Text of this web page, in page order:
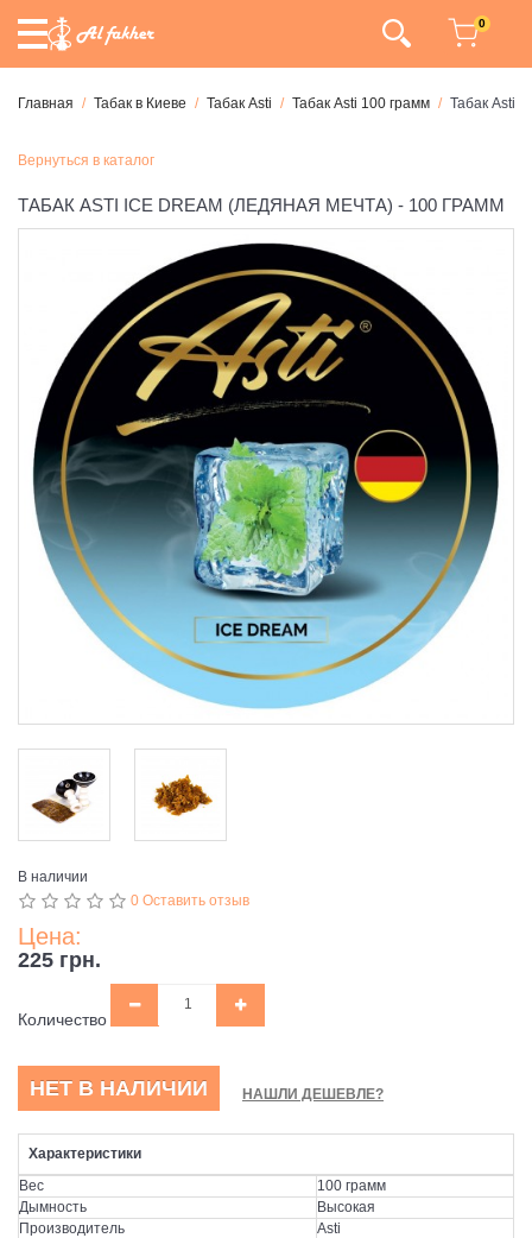
0
Главная Табак в Киеве Табак Asti Табак Asti 100 грамм Табак Asti
Вернуться в каталог
ТАБАК ASTI ICE DREAM (ЛЕДЯНАЯ МЕЧТА) - 100 ГРАММ
В наличии
0 Оставить отзыв
Цена:
225 грн.
Количество
НЕТ В НАЛИЧИИ НАШЛИ ДЕШЕВЛЕ?
Характеристики
Вес
100 грамм
Дымность
Высокая
Производитель
Asti